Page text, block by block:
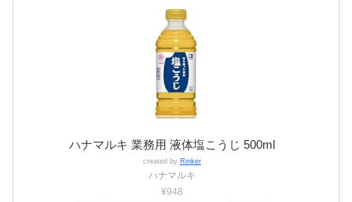
ハナマルキ 業務用 液体塩こうじ 500ml
created by Rinker
ハナマルキ
¥948